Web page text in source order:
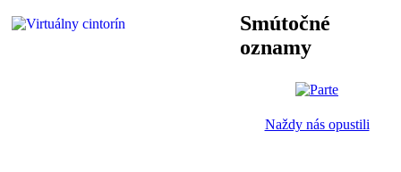
Smútočné
oznamy
Naždy nás opustili